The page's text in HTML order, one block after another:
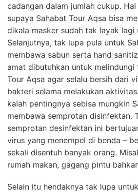
cadangan dalam jumlah cukup.
supaya Sahabat Tour Aqsa bisa
dikala masker sudah tak layak lagi
Selanjutnya, tak lupa pula untuk
membawa sabun serta hand
amat dibutuhkan untuk melindungi
Tour Aqsa agar selalu bersih dari
bakteri selama melakukan
kalah pentingnya sebisa mungkin
membawa semprotan disinfektan.
semprotan desinfektan ini
virus yang menempel di benda –
sekali disentuh banyak orang.
rumah makan, gagang pintu
Selain itu hendaknya tak lupa